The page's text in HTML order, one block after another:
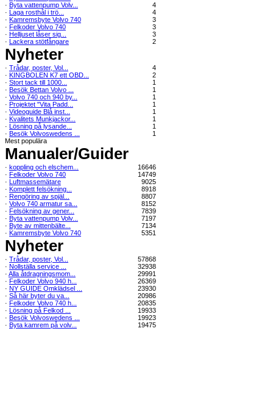
· Byta vattenpump Volv...
4
· Laga rosthål i trö...
4
· Kamremsbyte Volvo 740
3
· Felkoder Volvo 740
3
· Helljuset låser sig...
3
· Lackera stötfångare 2
Nyheter
· Trådar, poster, Vol...
4
· KINGBOLEN K7 ett OBD...
2
· Stort tack till 1000...
1
· Besök Bettan Volvo ...
1
· Volvo 740 och 940 by...
1
· Projektet "Vita Padd...
1
· Videoguide Blå inst...
1
· Kvalitets Munkjackor...
1
· Lösning på lysande...
1
· Besök Volvoswedens ...
1
Mest populära
Manualer/Guider
· koppling och elschem...
16646
· Felkoder Volvo 740
14749
· Luftmassemätare
9025
· Komplett felsökning...
8918
· Rengöring av spjäl...
8807
· Volvo 740 armatur sa...
8152
· Felsökning av gener...
7839
· Byta vattenpump Volv...
7197
· Byte av mittenbälte...
7134
· Kamremsbyte Volvo 740 5351
Nyheter
· Trådar, poster, Vol...
57868
· Nollställa service ...
32938
· Alla åtdragningsmom...
29991
· Felkoder Volvo 940 h...
26369
· NY GUIDE Omklädsel ...
23930
· Så här byter du va...
20986
· Felkoder Volvo 740 h...
20835
· Lösning på Felkod ...
19933
· Besök Volvoswedens ...
19923
· Byta kamrem på volv... 19475